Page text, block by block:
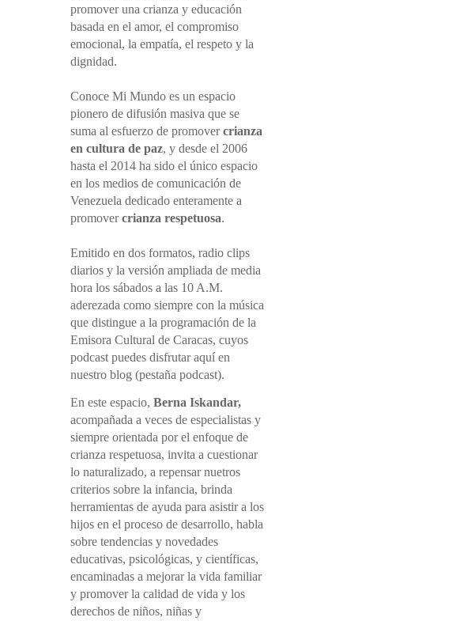
promover una crianza y educación
basada en el amor, el compromiso
emocional, la empatía, el respeto y la
dignidad.
Conoce Mi Mundo es un espacio
pionero de difusión masiva que se
suma al esfuerzo de promovercrianza
en cultura de paz, y desde el 2006
hasta el 2014 ha sido el único espacio
en los medios de comunicación de
Venezuela dedicado enteramente a
promovercrianza respetuosa.
Emitido en dos formatos, radio clips
diarios y la versión ampliada de media
hora los sábados a las 10 A.M.
aderezada como siempre con la música
que distingue a la programación de la
Emisora Cultural de Caracas, cuyos
podcast puedes disfrutar aquí en
nuestro blog (pestaña podcast).
En este espacio, Berna Iskandar,
acompañada a veces de especialistas y
siempre orientada por el enfoque de
crianza respetuosa, invita a cuestionar
lo naturalizado, a repensar nuetros
criterios sobre la infancia, brinda
herramientas de ayuda para asistir a los
hijos en el proceso de desarrollo, habla
sobre tendencias y novedades
educativas, psicológicas, y científicas,
encaminadas a mejorar la vida familiar
y promover la calidad de vida y los
derechos de niños, niñas y